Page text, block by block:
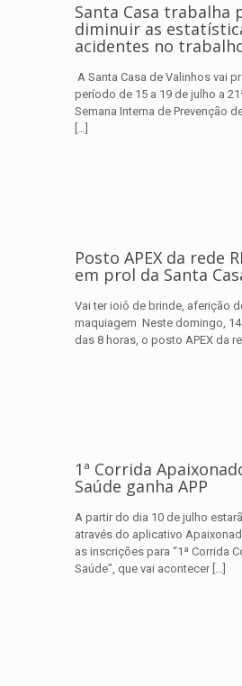
Santa Casa trabalha
diminuir as
acidentes no
A Santa Casa de Valinhos vai
período de 15 a 19 de julho a
Semana Interna de Prevenção
[…]
Posto APEX da rede
em prol da Santa
Vai ter ioiô de brinde, aferição
maquiagem Neste domingo,
das 8 horas, o posto APEX da
1ª Corrida
Saúde ganha APP
A partir do dia 10 de julho
através do aplicativo
as inscrições para “1ª Corrida
Saúde”, que vai acontecer[…]